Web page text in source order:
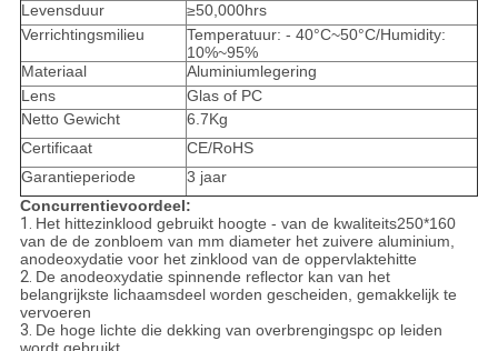
Levensduur
≥50,000hrs
Verrichtingsmilieu
Temperatuur: - 40°C~50°C/Humidity:
10%~95%
Materiaal
Aluminiumlegering
Lens
Glas of PC
Netto Gewicht
6.7Kg
Certificaat
CE/RoHS
Garantieperiode
3 jaar
Concurrentievoordeel:
1. Het hittezinklood gebruikt hoogte - van de kwaliteits250*160
van de de zonbloem van mm diameter het zuivere aluminium,
anodeoxydatie voor het zinklood van de oppervlaktehitte
2. De anodeoxydatie spinnende reflector kan van het
belangrijkste lichaamsdeel worden gescheiden, gemakkelijk te
vervoeren
3. De hoge lichte die dekking van overbrengingspc op leiden